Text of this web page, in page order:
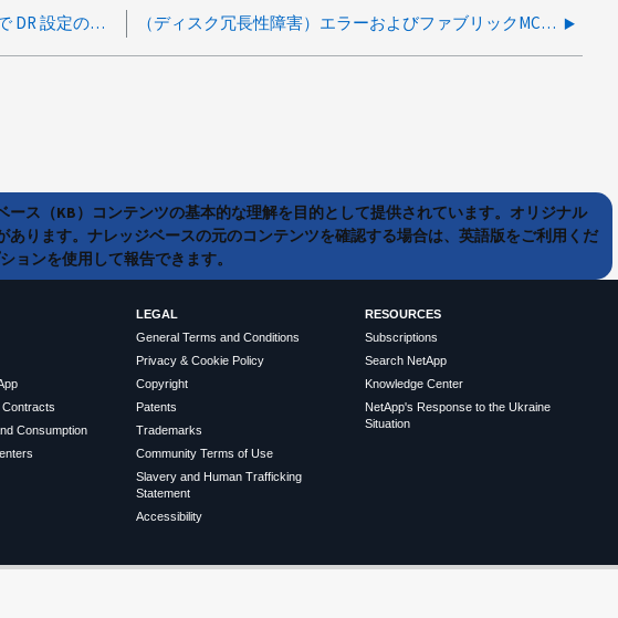
SVM 間のボリュームクローニングが原因で DR 設定のレプリケーションに失敗しました （ディスク冗長性障害）エラーおよびファブリックMCCでscsi.path.excessiveErrorsがトリガーされました
ス（KB）コンテンツの基本的な理解を目的として提供されています。オリジナル
ります。ナレッジベースの元のコンテンツを確認する場合は、英語版をご利用くだ
ンを使用して報告できます。
Consumption
LEGAL
General Terms and Conditions
Privacy & Cookie Policy
Copyright
Patents
Trademarks
Community Terms of Use
Slavery and Human Trafficking
Statement
Accessibility
RESOURCES
Subscriptions
Search NetApp
Knowledge Center
NetApp's Response to the Ukraine
Situation